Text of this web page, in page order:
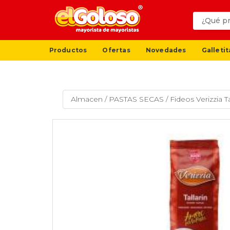
Productos Ofertas Novedades
Almacen / PASTAS SECAS / Fideos Verizzia